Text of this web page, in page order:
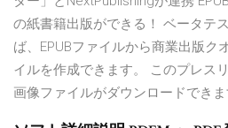
の紙書籍出版ができる！ ベータテ
ば、EPUBファイルから商業出版ク
イルを作成できます。 このプレス
画像ファイルがダウンロードできま